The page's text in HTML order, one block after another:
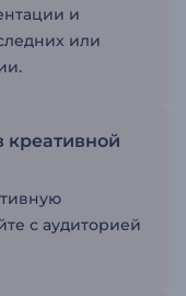
и
или
креативной
с аудиторией